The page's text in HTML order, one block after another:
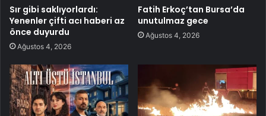
Sır gibi saklıyorlardı:
Yenenler çifti acı haberi az
önce duyurdu
Ağustos 4, 2026
Fatih Erkoç’tan Bursa’da
unutulmaz gece
Ağustos 4, 2026